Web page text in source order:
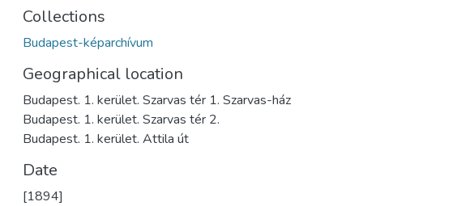
Collections
Budapest-képarchívum
Geographical location
Budapest. 1. kerület. Szarvas tér 1. Szarvas-ház
Budapest. 1. kerület. Szarvas tér 2.
Budapest. 1. kerület. Attila út
Date
[1894]